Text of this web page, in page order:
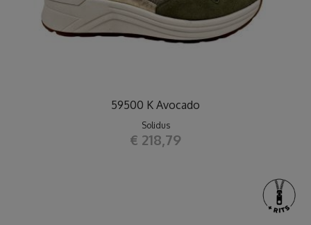
59500 K Avocado
Solidus
€ 218,79